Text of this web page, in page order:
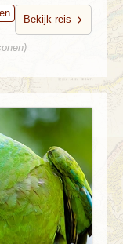
Bekijk reis